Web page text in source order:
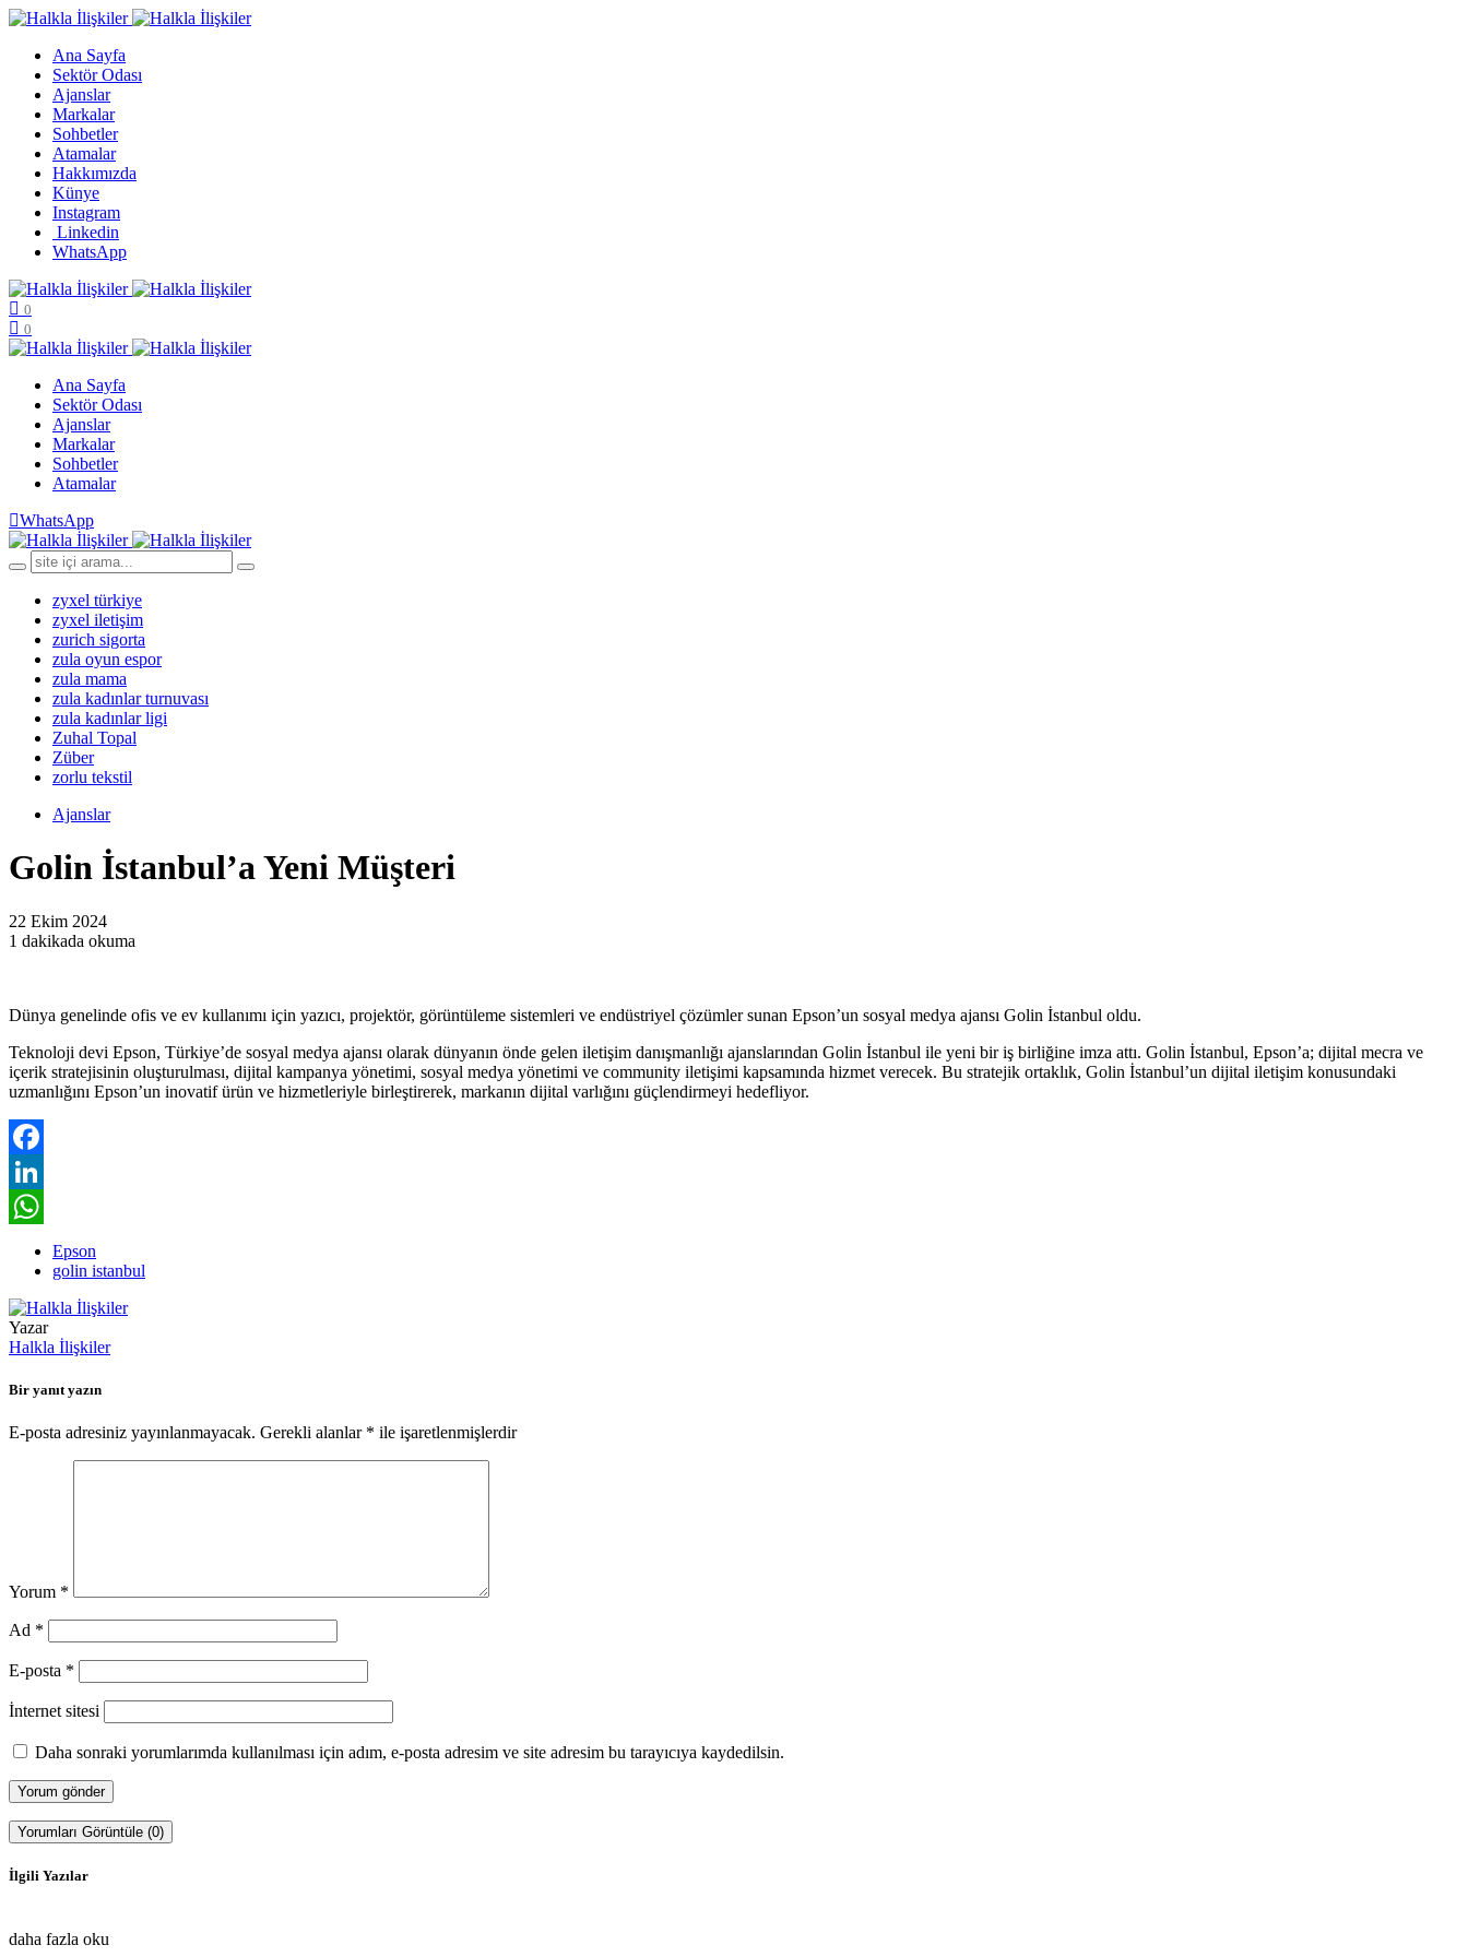
Ana Sayfa
Sektör Odası
Ajanslar
Markalar
Sohbetler
Atamalar
Hakkımızda
Künye
Instagram
Linkedin
WhatsApp
0
0
Ana Sayfa
Sektör Odası
Ajanslar
Markalar
Sohbetler
Atamalar
WhatsApp
zyxel türkiye
zyxel iletişim
zurich sigorta
zula oyun espor
zula mama
zula kadınlar turnuvası
zula kadınlar ligi
Zuhal Topal
Züber
zorlu tekstil
Ajanslar
Golin İstanbul’a Yeni Müşteri
22 Ekim 2024
1 dakikada okuma
Dünya genelinde ofis ve ev kullanımı için yazıcı, projektör, görüntüleme sistemleri ve endüstriyel çözümler sunan Epson’un sosyal medya ajansı Golin İstanbul oldu.
Teknoloji devi Epson, Türkiye’de sosyal medya ajansı olarak dünyanın önde gelen iletişim danışmanlığı ajanslarından Golin İstanbul ile yeni bir iş birliğine imza attı. Golin İstanbul, Epson’a; dijital mecra ve
içerik stratejisinin oluşturulması, dijital kampanya yönetimi, sosyal medya yönetimi ve community iletişimi kapsamında hizmet verecek. Bu stratejik ortaklık, Golin İstanbul’un dijital iletişim konusundaki
uzmanlığını Epson’un inovatif ürün ve hizmetleriyle birleştirerek, markanın dijital varlığını güçlendirmeyi hedefliyor.
Facebook
LinkedIn
WhatsApp
Epson
golin istanbul
Yazar
Halkla İlişkiler
Bir yanıt yazın
E-posta adresiniz yayınlanmayacak. Gerekli alanlar * ile işaretlenmişlerdir
Yorum *
Ad *
E-posta *
İnternet sitesi
Daha sonraki yorumlarımda kullanılması için adım, e-posta adresim ve site adresim bu tarayıcıya kaydedilsin.
Yorumları Görüntüle (0)
İlgili Yazılar
daha fazla oku